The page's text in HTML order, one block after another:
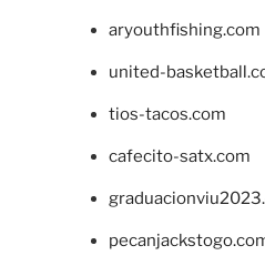
aryouthfishing.com
united-
tios-tacos.com
cafecito-satx.com